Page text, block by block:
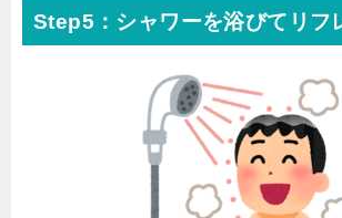
Step5：シャワーを浴びてリフ